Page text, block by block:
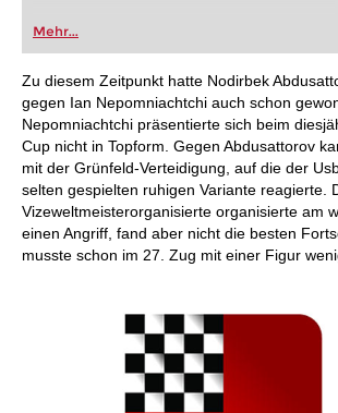
Mehr...
Zu diesem Zeitpunkt hatte Nodirbek
gegen Ian Nepomniachtchi auch schon
Nepomniachtchi präsentierte sich beim
Cup nicht in Topform. Gegen Abdusattorov
mit der Grünfeld-Verteidigung, auf die der
selten gespielten ruhigen Variante reagierte.
Vizeweltmeisterorganisierte organisierte am
einen Angriff, fand aber nicht die besten
musste schon im 27. Zug mit einer Figur